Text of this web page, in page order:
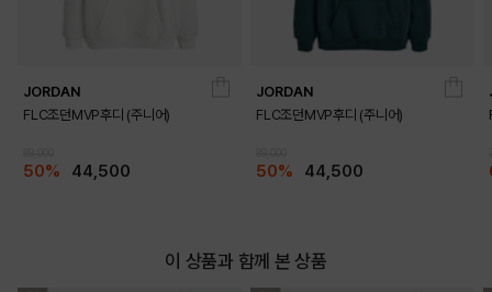
JORDAN
FLC조던MVP후디 (주니어)
50% 44,500
JORDAN
FLC조던MVP후디 (주니어)
50% 44,500
이 상품과 함께 본 상품